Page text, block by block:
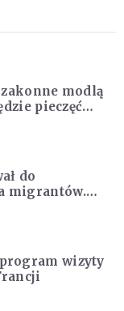
modlą
pieczęć
wiary"
do
migrantów.
wizyty